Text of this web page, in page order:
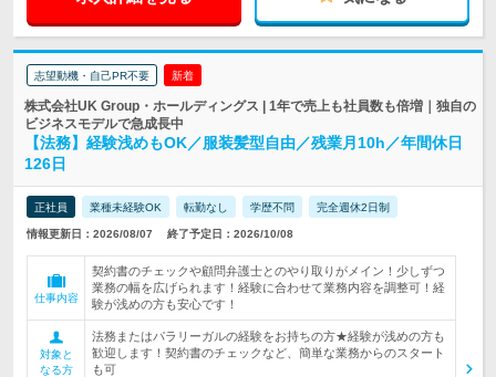
志望動機・自己PR不要 新着
株式会社UK Group・ホールディングス | 1年で売上も社員数も倍増｜独自の
ビジネスモデルで急成長中
【法務】経験浅めもOK／服装髪型自由／残業月10h／年間休日
126日
正社員 業種未経験OK 転勤なし 学歴不問 完全週休2日制
情報更新日：2026/08/07 終了予定日：2026/10/08
仕事内容
契約書のチェックや顧問弁護士とのやり取りがメイン！少しずつ
業務の幅を広げられます！経験に合わせて業務内容を調整可！経
験が浅めの方も安心です！
対象と
なる方
法務またはパラリーガルの経験をお持ちの方★経験が浅めの方も
歓迎します！契約書のチェックなど、簡単な業務からのスタート
も可